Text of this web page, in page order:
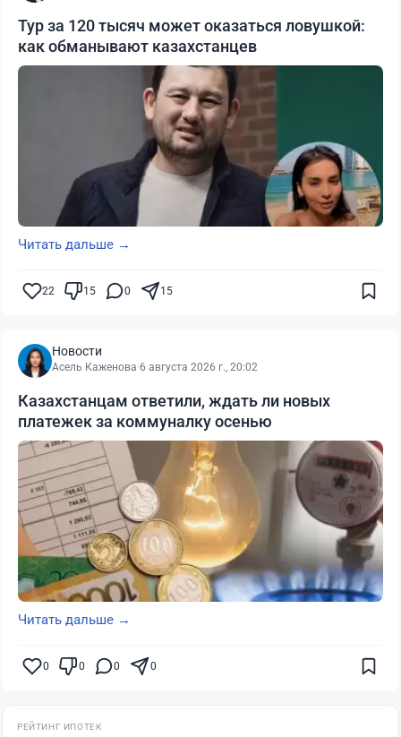
Тур за 120 тысяч может оказаться ловушкой:
как обманывают казахстанцев
Читать дальше →
22 15 0 15
Новости
Асель Каженова·6 августа 2026 г., 20:02
Казахстанцам ответили, ждать ли новых
платежек за коммуналку осенью
Читать дальше →
0 0 0 0
РЕЙТИНГ ИПОТЕК